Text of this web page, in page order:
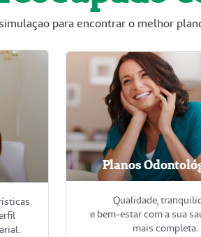
para encontrar o melhor
Planos
Qualidade,
e bem-estar com a sua
mais completa.